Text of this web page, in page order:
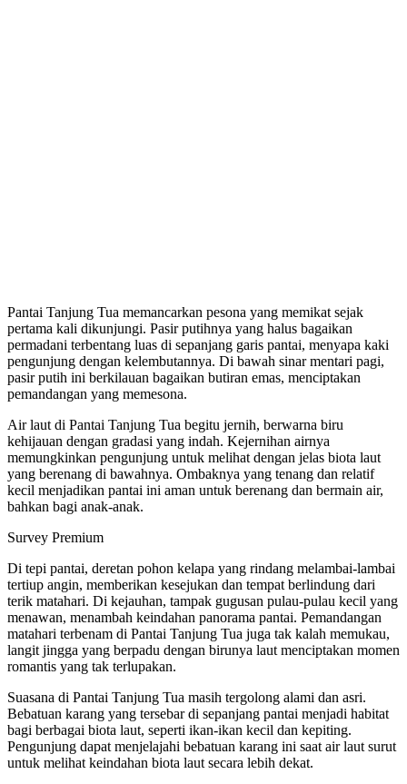
Pantai Tanjung Tua memancarkan pesona yang memikat sejak
pertama kali dikunjungi. Pasir putihnya yang halus bagaikan
permadani terbentang luas di sepanjang garis pantai, menyapa kaki
pengunjung dengan kelembutannya. Di bawah sinar mentari pagi,
pasir putih ini berkilauan bagaikan butiran emas, menciptakan
pemandangan yang memesona.
Air laut di Pantai Tanjung Tua begitu jernih, berwarna biru
kehijauan dengan gradasi yang indah. Kejernihan airnya
memungkinkan pengunjung untuk melihat dengan jelas biota laut
yang berenang di bawahnya. Ombaknya yang tenang dan relatif
kecil menjadikan pantai ini aman untuk berenang dan bermain air,
bahkan bagi anak-anak.
Survey Premium
Di tepi pantai, deretan pohon kelapa yang rindang melambai-lambai
tertiup angin, memberikan kesejukan dan tempat berlindung dari
terik matahari. Di kejauhan, tampak gugusan pulau-pulau kecil yang
menawan, menambah keindahan panorama pantai. Pemandangan
matahari terbenam di Pantai Tanjung Tua juga tak kalah memukau,
langit jingga yang berpadu dengan birunya laut menciptakan momen
romantis yang tak terlupakan.
Suasana di Pantai Tanjung Tua masih tergolong alami dan asri.
Bebatuan karang yang tersebar di sepanjang pantai menjadi habitat
bagi berbagai biota laut, seperti ikan-ikan kecil dan kepiting.
Pengunjung dapat menjelajahi bebatuan karang ini saat air laut surut
untuk melihat keindahan biota laut secara lebih dekat.